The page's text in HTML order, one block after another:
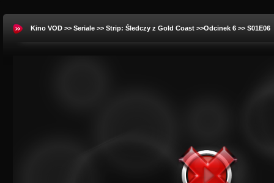
Kino VOD >> Seriale >> Strip: Śledczy z Gold Coast >>Odcinek 6 >> S01E06